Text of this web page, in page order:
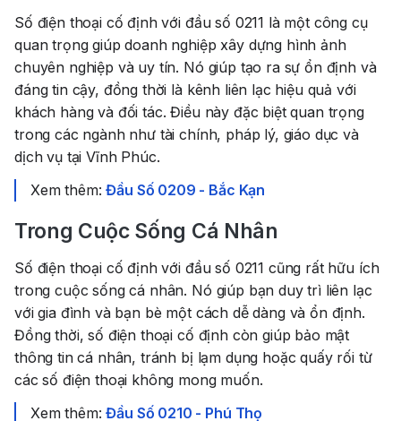
Số điện thoại cố định với đầu số 0211 là một công cụ
quan trọng giúp doanh nghiệp xây dựng hình ảnh
chuyên nghiệp và uy tín. Nó giúp tạo ra sự ổn định và
đáng tin cậy, đồng thời là kênh liên lạc hiệu quả với
khách hàng và đối tác. Điều này đặc biệt quan trọng
trong các ngành như tài chính, pháp lý, giáo dục và
dịch vụ tại Vĩnh Phúc.
Xem thêm:Đầu Số 0209 - Bắc Kạn
Trong Cuộc Sống Cá Nhân
Số điện thoại cố định với đầu số 0211 cũng rất hữu ích
trong cuộc sống cá nhân. Nó giúp bạn duy trì liên lạc
với gia đình và bạn bè một cách dễ dàng và ổn định.
Đồng thời, số điện thoại cố định còn giúp bảo mật
thông tin cá nhân, tránh bị lạm dụng hoặc quấy rối từ
các số điện thoại không mong muốn.
Xem thêm:Đầu Số 0210 - Phú Thọ